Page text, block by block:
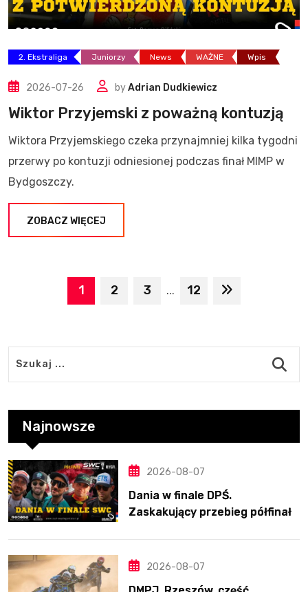
2. Ekstraliga Juniorzy News WAŻNE Wpis
2026-07-26 byAdrian Dudkiewicz
Wiktor Przyjemski z poważną kontuzją
Wiktora Przyjemskiego czeka przynajmniej kilka tygodni
przerwy po kontuzji odniesionej podczas finał MIMP w
Bydgoszczy.
ZOBACZ WIĘCEJ
1 2 3 ... 12
Najnowsze
2026-08-07
Dania w finale DPŚ.
Zaskakujący przebieg półfinału
2026-08-07